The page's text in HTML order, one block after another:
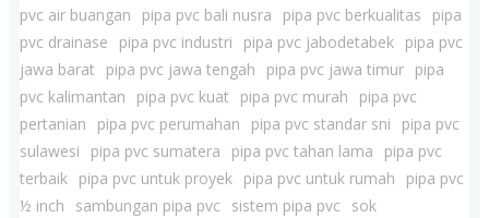
pvc air buangan
pipa pvc bali nusra pipa pvc berkualitas
pipa
pvc drainase
pipa pvc industri pipa pvc jabodetabek pipa pvc
jawa barat
pipa pvc jawa tengah pipa pvc jawa timur pipa
pvc kalimantan
pipa pvc kuat pipa pvc murah
pipa pvc
pertanian
pipa pvc perumahan pipa pvc standar sni
pipa pvc
sulawesi
pipa pvc sumatera pipa pvc tahan lama
pipa pvc
terbaik pipa pvc untuk proyek pipa pvc untuk rumah
pipa pvc
½ inch
sambungan pipa pvc sistem pipa pvc
sok